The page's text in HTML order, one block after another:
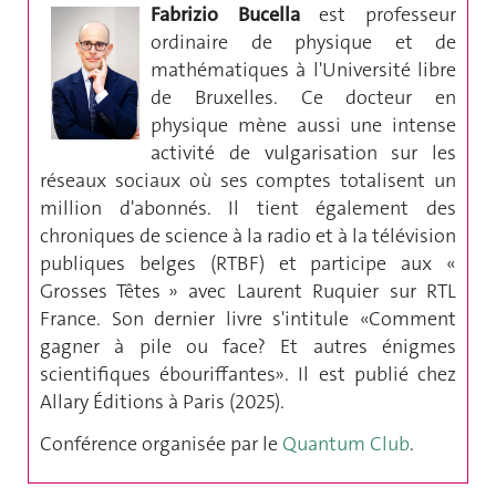
Fabrizio Bucellaest professeur
ordinaire de physique et de
mathématiques à l'Université libre
de Bruxelles. Ce docteur en
physique mène aussi une intense
activité de vulgarisation sur les
réseaux sociaux où ses comptes totalisent un
million d'abonnés. Il tient également des
chroniques de science à la radio et à la télévision
publiques belges (RTBF) et participe aux «
Grosses Têtes » avec Laurent Ruquier sur RTL
France. Son dernier livre s'intitule « Comment
gagner à pile ou face ? Et autres énigmes
scientifiques ébouriffantes ». Il est publié chez
Allary Éditions à Paris (2025).
Conférence organisée par le Quantum Club.